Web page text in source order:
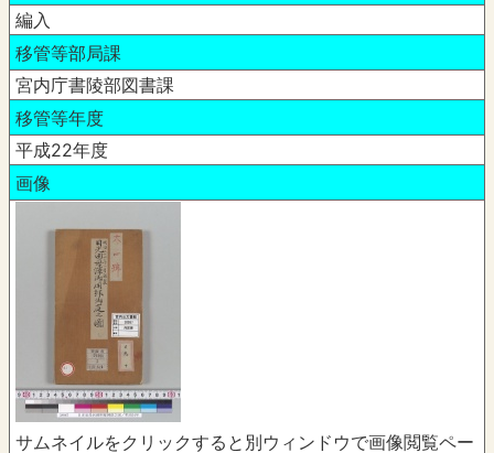
編入
移管等部局課
宮内庁書陵部図書課
移管等年度
平成22年度
画像
サムネイルをクリックすると別ウィンドウで画像閲覧ペー